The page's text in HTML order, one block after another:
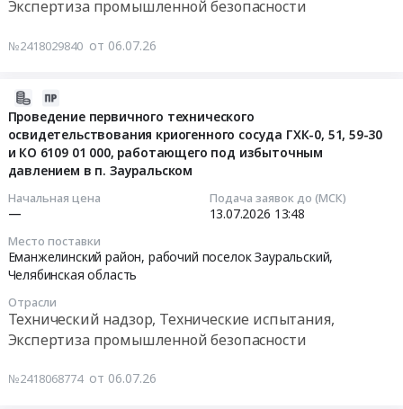
Экспертиза промышленной безопасности
№2418029840 от 06.07.26
0,51,59-
Проведение первичного технического
освидетельствования криогенного сосуда ГХК-0, 51, 59-30
и КО 6109 01 000, работающего под избыточным
давлением в п. Зауральском
Начальная цена
—
Подача заявок до (МСК)
13.07.2026 13:48
Место поставки
Еманжелинский район, рабочий поселок Зауральский,
Челябинская область
Отрасли
Технический надзор, Технические испытания,
Экспертиза промышленной безопасности
№2418068774 от 06.07.26